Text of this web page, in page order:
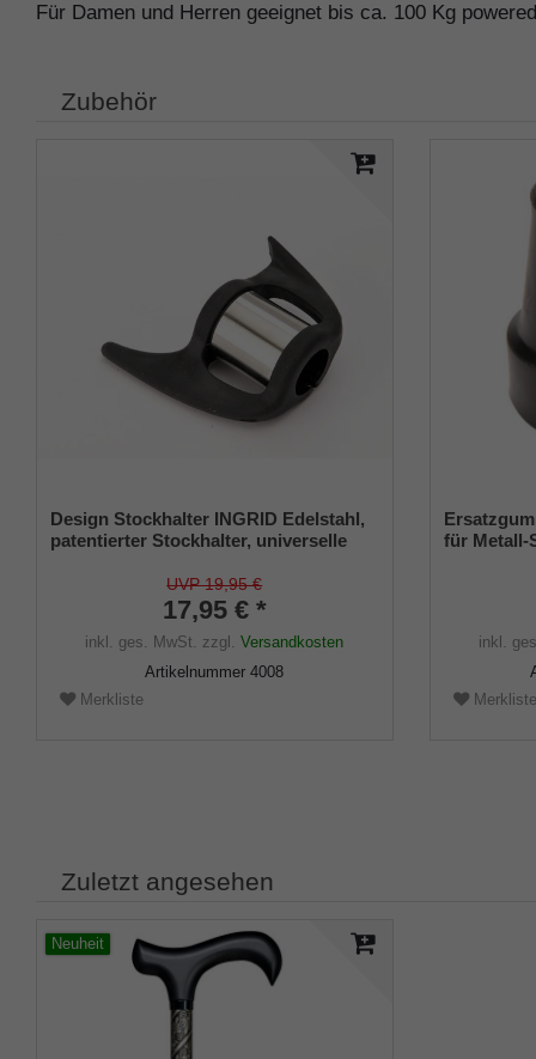
Für Damen und Herren geeignet bis ca. 100 Kg
Zubehör
Design Stockhalter INGRID Edelstahl,
patentierter Stockhalter, universelle
UVP 19,95 €
17,95 € *
inkl. ges. MwSt. zzgl.Versandkosten
Artikelnummer4008
Merkliste
für Metall-
inkl.
Merkliste
Zuletzt angesehen
Neuheit